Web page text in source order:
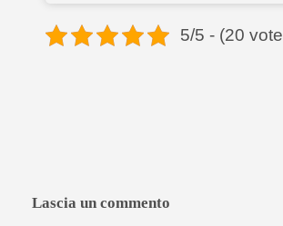
5/5 - (20
Lascia un commento